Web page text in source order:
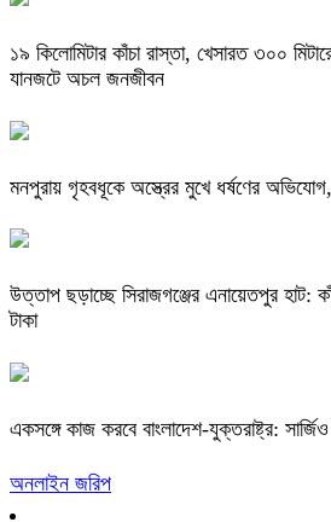
​১৯ কিলোমিটার কাঁচা রাস্তা, খেসারত ৩০০
যানজটে অচল জনজীবন
মনপুরায় গৃহবধূকে অস্ত্রের মুখে ধর্ষণের
উত্তাপ ছড়াচ্ছে সিরাজগঞ্জের এনায়েতপুর হাট:
টাকা
একসঙ্গে কাজ করবে বাংলাদেশ-যুক্তরাষ্ট্র:
অনলাইন জরিপ